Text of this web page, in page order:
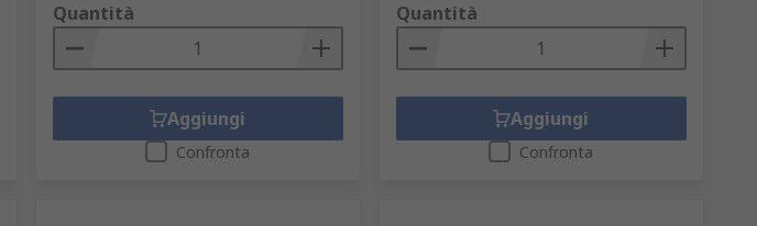
Quantità
Aggiungi
Confronta
Quantità
Aggiungi
Confronta